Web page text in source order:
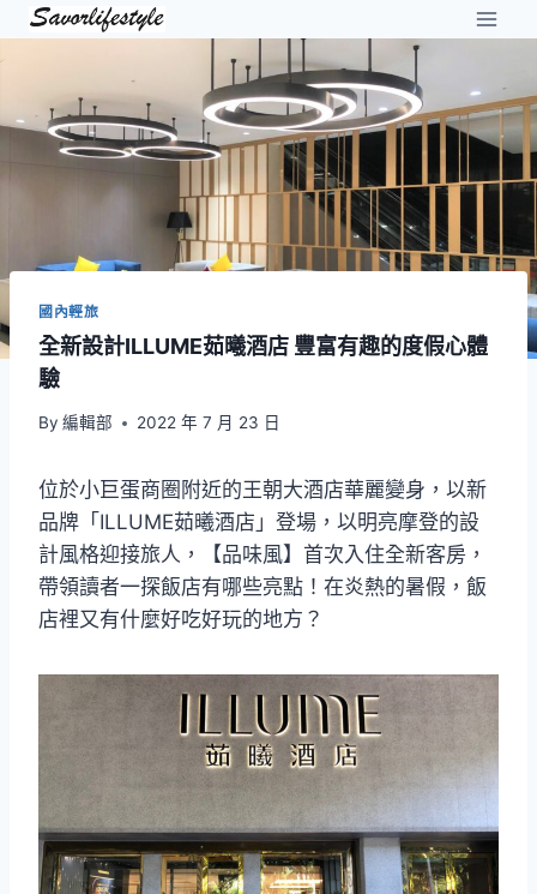
Skip
國內輕旅
全新設計ILLUME茹曦酒店 豐富有趣的度假心體
驗
By 編輯部 2022 年 7 月 23 日
位於小巨蛋商圈附近的王朝大酒店華麗變身，以新
品牌「ILLUME茹曦酒店」登場，以明亮摩登的設
計風格迎接旅人，【品味風】首次入住全新客房，
帶領讀者一探飯店有哪些亮點！在炎熱的暑假，飯
店裡又有什麼好吃好玩的地方？